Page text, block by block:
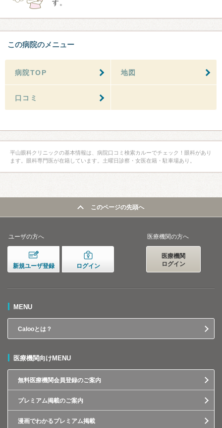
す。
この病院のメニュー
病院TOP 地図
口コミ
平山眼科クリニックの基本情報は、病院口コミ検索カルーでチェック！眼科があり
ます。眼科専門医が在籍しています。土曜日診察・女医在籍・駐車場あり。
このページの先頭へ
ユーザの方へ
新規ユーザ登録 ログイン
医療機関の方へ
医療機関
ログイン
MENU
Calooとは？
医療機関向けMENU
無料医療機関会員登録のご案内
プレミアム掲載のご案内
漫画でわかるプレミアム掲載